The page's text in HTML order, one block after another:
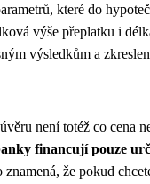
které do
výše přeplatku i
výsledkům a
není totéž co cena
financují pouze
že pokud